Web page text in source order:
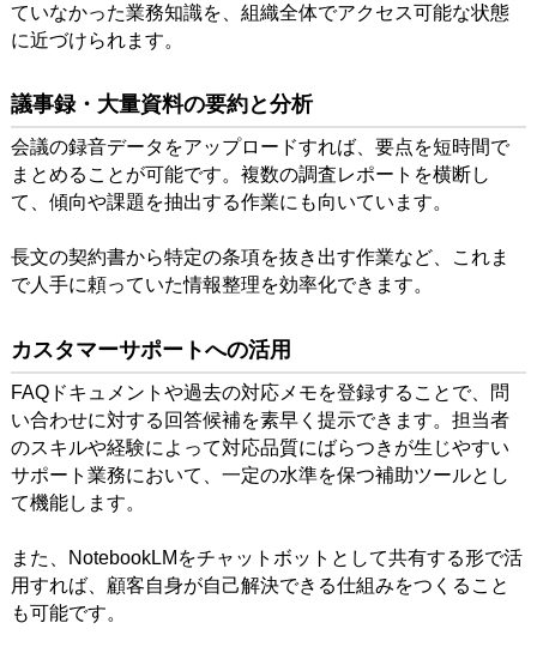
ていなかった業務知識を、組織全体でアクセス可能な状態
に近づけられます。
議事録・大量資料の要約と分析
会議の録音データをアップロードすれば、要点を短時間で
まとめることが可能です。複数の調査レポートを横断し
て、傾向や課題を抽出する作業にも向いています。
長文の契約書から特定の条項を抜き出す作業など、これま
で人手に頼っていた情報整理を効率化できます。
カスタマーサポートへの活用
FAQドキュメントや過去の対応メモを登録することで、問
い合わせに対する回答候補を素早く提示できます。担当者
のスキルや経験によって対応品質にばらつきが生じやすい
サポート業務において、一定の水準を保つ補助ツールとし
て機能します。
また、NotebookLMをチャットボットとして共有する形で活
用すれば、顧客自身が自己解決できる仕組みをつくること
も可能です。